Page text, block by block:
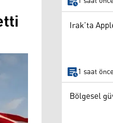
Irak’ta
1 saat önce
Bölgesel